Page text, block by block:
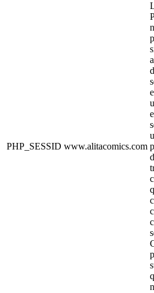
PHP_SESSID www.alitacomics.com